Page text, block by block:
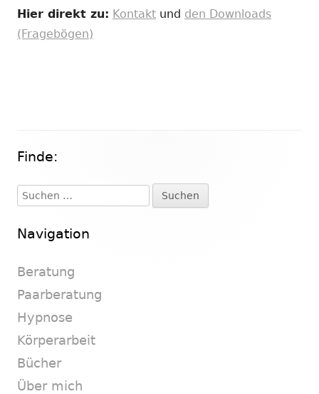
Hier direkt zu: Kontakt und den Downloads
(Fragebögen)
Haupt-
Seitenleiste
Finde:
Suchen
nach:
Navigation
Beratung
Paarberatung
Hypnose
Körperarbeit
Bücher
Über mich